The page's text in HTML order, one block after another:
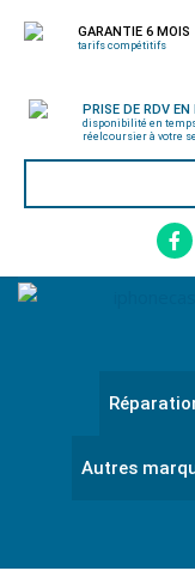
GARANTIE 6 MOIS
tarifs compétitifs
PRISE DE RDV EN
disponibilité en
réelcoursier à votre
Autres